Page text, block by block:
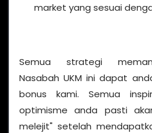
market yang sesuai
Semua strategi
Nasabah UKM ini dapat
bonus kami. Semua
optimisme anda pasti
melejit" setelah